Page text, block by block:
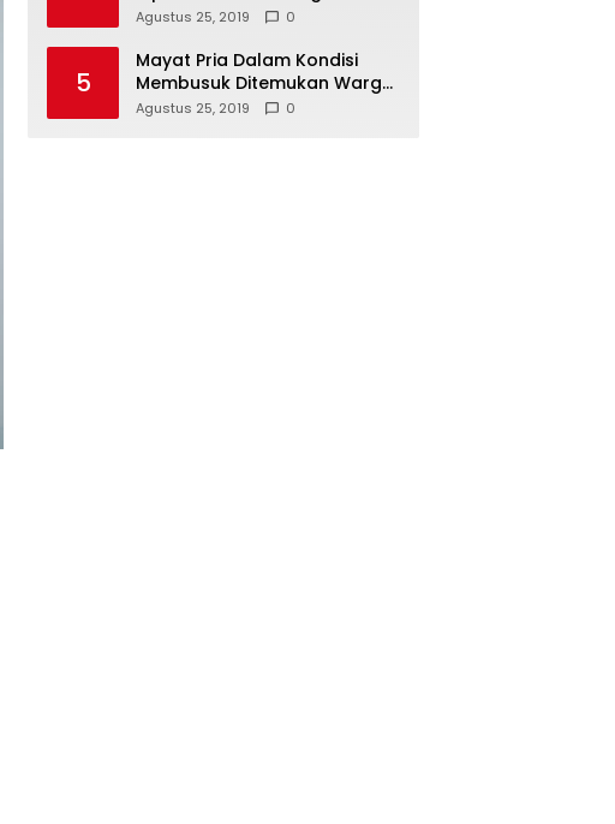
Hari Koperasi Tingkat Provinsi
Agustus 25, 2019 0
5
Mayat Pria Dalam Kondisi
Membusuk Ditemukan Warga
di Area Persawahan Sidoarjo
Agustus 25, 2019 0